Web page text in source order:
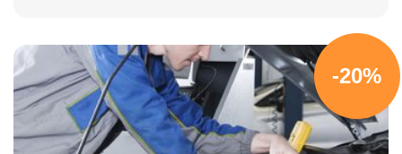
-20%